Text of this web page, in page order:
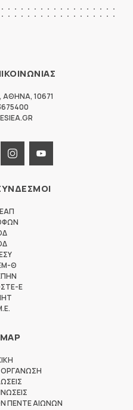
, ΑΘΗΝΑ, 10671
Θ
Ε
ΟΡΓΑΝΩΣΗ
ΠΕΝΤΕ ΑΙΩΝΩΝ